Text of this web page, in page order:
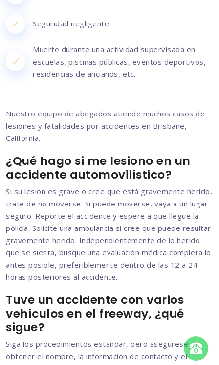
Seguridad negligente
Muerte durante una actividad supervisada en
escuelas, piscinas públicas, eventos deportivos,
residencias de ancianos, etc.
Nuestro equipo de abogados atiende muchos casos de
lesiones y fatalidades por accidentes en Brisbane,
California.
¿Qué hago si me lesiono en un
accidente automovilístico?
Si su lesión es grave o cree que está gravemente herido,
trate de no moverse. Si puede moverse, vaya a un lugar
seguro. Reporte el accidente y espere a que llegue la
policía. Solicite una ambulancia si cree que puede resultar
gravemente herido. Independientemente de lo herido
que se sienta, busque una evaluación médica completa lo
antes posible, preferiblemente dentro de las 12 a 24
horas posteriores al accidente.
Tuve un accidente con varios
vehículos en el freeway, ¿qué
sigue?
Siga los procedimientos estándar, pero asegúrese de
obtener el nombre, la información de contacto y el